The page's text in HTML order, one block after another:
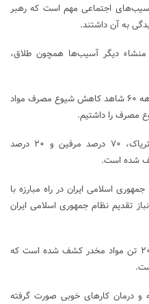
اجتماعی مهم است که رهبر
به آن داشتند.
دیگر آسیب‌ها همچون طلاق،
مومنی تصریح کرد: در کشور ما فقط در دهه ۶۰ شاهد کاهش شیوع مصرف مواد
مصرف را داشتیم.
وی گفت: طبق آمار جهانی ۹۰ درصد تریاک، ۷۰ درصد مرفین و ۲۰ درصد
شده است.
اسلامی ایران در راه مبارزه با
هزار شهید و ۱۲ هزار جانباز تقدیم نظام جمهوری اسلامی ایران‌
وی اضافه کرد: در سال گذشته هزار و ۲۰۰ تن مواد مخدر کشف شده است که
و درمان کار‌های خوبی صورت گرفته